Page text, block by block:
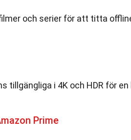
och serier för att titta
tillgängliga i 4K och HDR för
Prime